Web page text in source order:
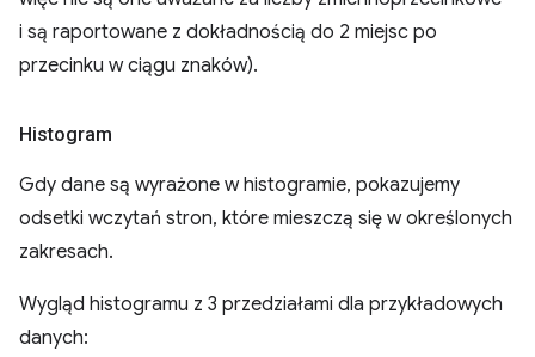
i są raportowane z dokładnością do 2 miejsc po
przecinku w ciągu znaków).
Histogram
Gdy dane są wyrażone w histogramie, pokazujemy
odsetki wczytań stron, które mieszczą się w określonych
zakresach.
Wygląd histogramu z 3 przedziałami dla przykładowych
danych: